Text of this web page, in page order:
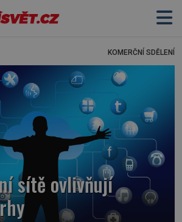
KOMERČNÍ SDĚLENÍ
sítě ovlivňují